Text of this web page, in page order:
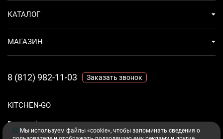
KITCHEN-GO
Ваш комфорт - дело техники.
КАТАЛОГ
МАГАЗИН
8 (812) 982-11-03 Заказать звонок
Мы используем файлы «cookie», чтобы запоминать сведения о